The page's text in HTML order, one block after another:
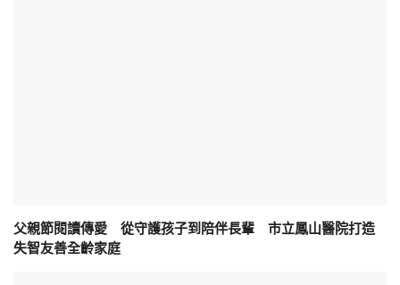
父親節閱讀傳愛 從守護孩子到陪伴長輩 市立鳳山醫院打造
失智友善全齡家庭